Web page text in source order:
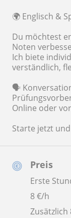
Preis
Erste
8€/h
🌍 Englisch &
Du möchtest
Noten
Ich biete
verständlich,
🗣️
Online oder
Starte jetzt